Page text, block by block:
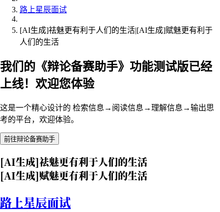
路上星辰面试
[AI生成]祛魅更有利于人们的生活|[AI生成]赋魅更有利于
人们的生活
我们的《辩论备赛助手》功能测试版已经
上线！欢迎您体验
这是一个精心设计的 检索信息→阅读信息→理解信息→输出思
考的平台，欢迎体验。
前往辩论备赛助手
[AI生成]祛魅更有利于人们的生活
[AI生成]赋魅更有利于人们的生活
路上星辰面试